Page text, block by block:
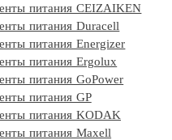
питания CEIZAIKEN
питания Duracell
питания Energizer
питания Ergolux
питания GoPower
питания GP
питания KODAK
питания Maxell